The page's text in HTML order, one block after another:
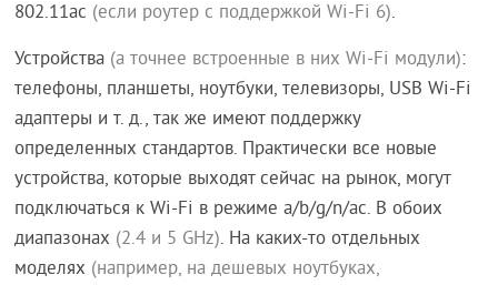
802.11ac (если роутер с поддержкой Wi-Fi 6).
Устройства (а точнее встроенные в них Wi-Fi модули):
телефоны, планшеты, ноутбуки, телевизоры, USB Wi-Fi
адаптеры и т. д., так же имеют поддержку
определенных стандартов. Практически все новые
устройства, которые выходят сейчас на рынок, могут
подключаться к Wi-Fi в режиме a/b/g/n/ac. В обоих
диапазонах (2.4 и 5 GHz). На каких-то отдельных
моделях (например, на дешевых ноутбуках,